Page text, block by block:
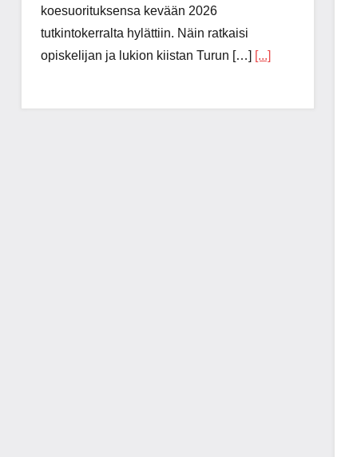
koesuorituksensa kevään 2026
tutkintokerralta hylättiin. Näin ratkaisi
opiskelijan ja lukion kiistan Turun […] [...]